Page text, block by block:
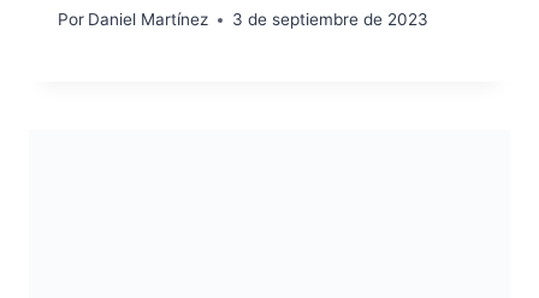
Por Daniel Martínez 3 de septiembre de 2023